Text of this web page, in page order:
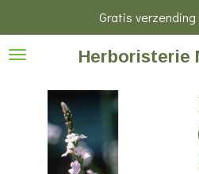
naar
hoofdinhoud
Herboristerie
Gratis